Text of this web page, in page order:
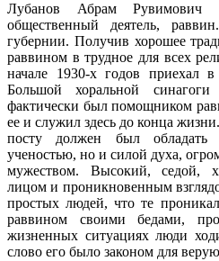
Лубанов Абрам Рувимович
общественный деятель,
губернии. Получив хорошее
раввином в трудное для всех
начале 1930-х годов приехал
Большой хоральной
фактически был помощником
ее и служил здесь до конца
посту должен был обладать
ученостью, но и силой духа,
мужеством. Высокий, седой,
лицом и проникновенным
простых людей, что те
раввином своими бедами,
жизненных ситуациях люди
слово его было законом для